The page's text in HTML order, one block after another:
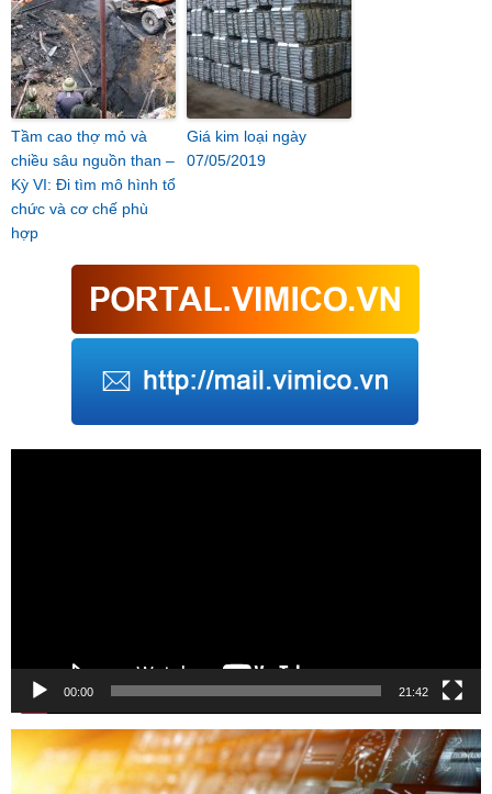
Tầm cao thợ mỏ và
chiều sâu nguồn than –
Kỳ VI: Đi tìm mô hình tổ
chức và cơ chế phù
hợp
Giá kim loại ngày
07/05/2019
Trình
00:00 21:42